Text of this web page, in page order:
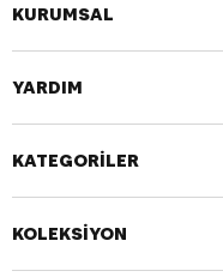
KURUMSAL
YARDIM
KATEGORİLER
KOLEKSİYON